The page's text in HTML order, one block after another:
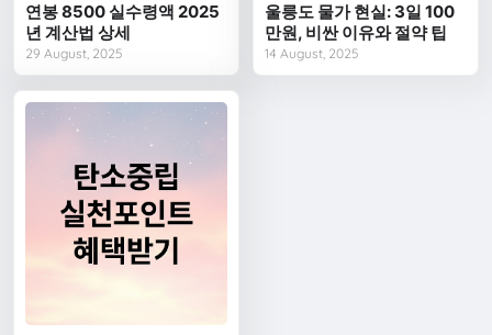
연봉 8500 실수령액 2025
년 계산법 상세
29 August, 2025
울릉도 물가 현실: 3일 100
만원, 비싼 이유와 절약 팁
14 August, 2025